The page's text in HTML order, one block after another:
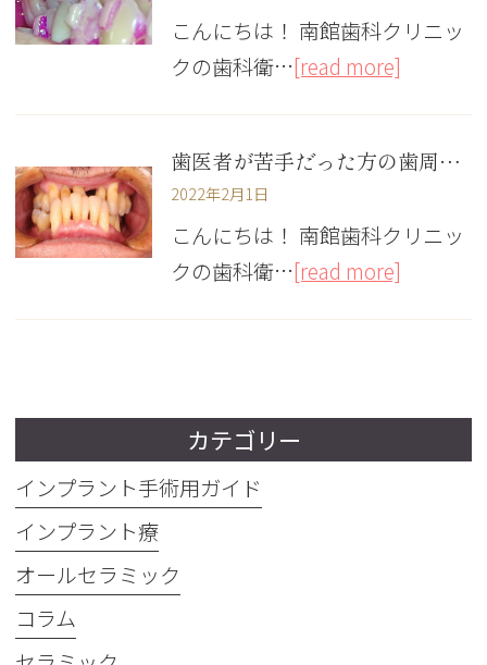
こんにちは！ 南館歯科クリニッ
クの歯科衛…[read more]
歯医者が苦手だった方の歯周病治療
2022年2月1日
こんにちは！ 南館歯科クリニッ
クの歯科衛…[read more]
カテゴリー
インプラント手術用ガイド
インプラント療
オールセラミック
コラム